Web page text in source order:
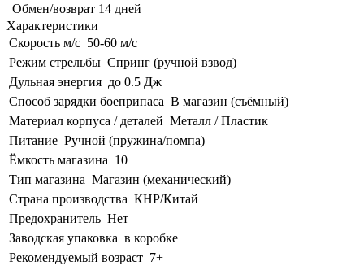
Обмен/возврат 14 дней
Характеристики
Скорость м/с 50-60 м/с
Режим стрельбы Спринг (ручной взвод)
Дульная энергия до 0.5 Дж
Способ зарядки боеприпаса В магазин (съёмный)
Материал корпуса / деталей Металл / Пластик
Питание Ручной (пружина/помпа)
Ёмкость магазина 10
Тип магазина Магазин (механический)
Страна производства КНР/Китай
Предохранитель Нет
Заводская упаковка в коробке
Рекомендуемый возраст 7+